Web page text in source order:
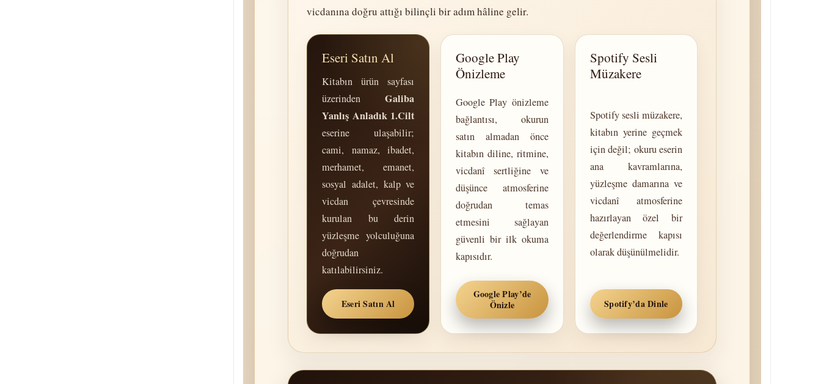
vicdanına doğru attığı bilinçli bir adım hâline gelir.
Eseri Satın Al
Kitabın ürün sayfası
üzerindenGaliba
Yanlış Anladık 1.Cilt
eserine ulaşabilir;
cami, namaz, ibadet,
merhamet, emanet,
sosyal adalet, kalp ve
vicdan çevresinde
kurulan bu derin
yüzleşme yolculuğuna
doğrudan
katılabilirsiniz.
Eseri Satın Al
Google Play
Önizleme
Google Play önizleme
bağlantısı, okurun
satın almadan önce
kitabın diline, ritmine,
vicdanî sertliğine ve
düşünce atmosferine
doğrudan temas
etmesini sağlayan
güvenli bir ilk okuma
kapısıdır.
Google Play’de
Önizle
Spotify Sesli
Müzakere
Spotify sesli müzakere,
kitabın yerine geçmek
için değil; okuru eserin
ana kavramlarına,
yüzleşme damarına ve
vicdanî atmosferine
hazırlayan özel bir
değerlendirme kapısı
olarak düşünülmelidir.
Spotify’da Dinle